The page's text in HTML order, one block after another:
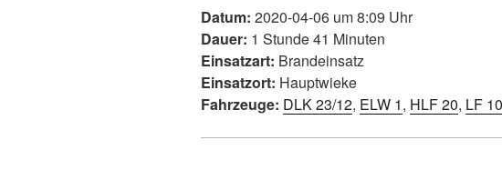
Datum: 2020-04-06 um 8:09 Uhr
Dauer: 1 Stunde 41 Minuten
Einsatzart: Brandeinsatz
Einsatzort: Hauptwieke
Fahrzeuge: DLK 23/12, ELW 1, HLF 20, LF 10